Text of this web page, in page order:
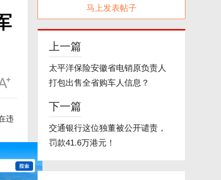
违
马上发表帖子
上一篇
太平洋保险安徽省电销原负责人
打包出售全省购车人信息？
下一篇
交通银行这位独董被公开谴责，
罚款41.6万港元！